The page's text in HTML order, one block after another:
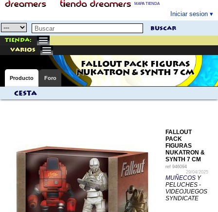
MAPA TIENDA
Iniciar sesion
buscar
Tienda:
varios
FALLOUT PACK FIGURAS
NUKATRON & SYNTH 7 CM
Producto Foro
Cesta
FALLOUT
PACK
FIGURAS
NUKATRON &
SYNTH 7 CM
ref 946094
29/04/2025
MUÑECOS Y
PELUCHES -
VIDEOJUEGOS
SYNDICATE